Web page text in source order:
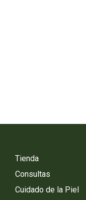
Tienda
Consultas
Cuidado de la Piel